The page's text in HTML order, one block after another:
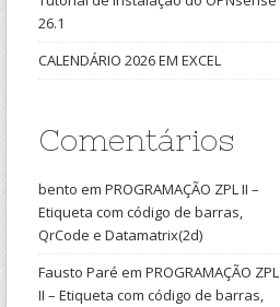
26.1
CALENDÁRIO 2026 EM EXCEL
Comentários
bento em PROGRAMAÇÃO ZPL II –
Etiqueta com código de barras,
QrCode e Datamatrix(2d)
Fausto Paré em PROGRAMAÇÃO ZPL
II – Etiqueta com código de barras,